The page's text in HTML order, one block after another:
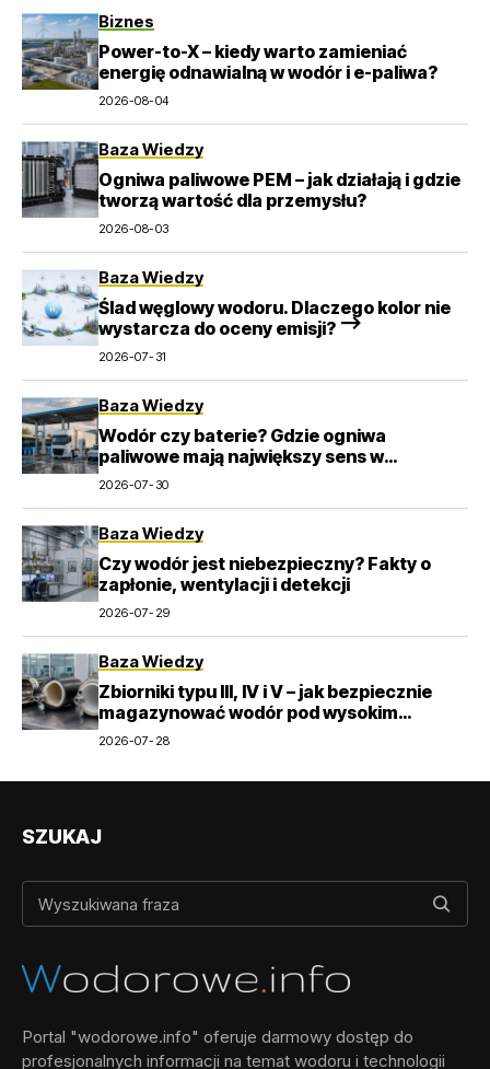
Biznes
Power-to-X – kiedy warto zamieniać
energię odnawialną w wodór i e-paliwa?
2026-08-04
Baza Wiedzy
Ogniwa paliwowe PEM – jak działają i gdzie
tworzą wartość dla przemysłu?
2026-08-03
Baza Wiedzy
Ślad węglowy wodoru. Dlaczego kolor nie
wystarcza do oceny emisji? –>
2026-07-31
Baza Wiedzy
Wodór czy baterie? Gdzie ogniwa
paliwowe mają największy sens w
transporcie
2026-07-30
Baza Wiedzy
Czy wodór jest niebezpieczny? Fakty o
zapłonie, wentylacji i detekcji
2026-07-29
Baza Wiedzy
Zbiorniki typu III, IV i V – jak bezpiecznie
magazynować wodór pod wysokim
ciśnieniem?
2026-07-28
SZUKAJ
Portal "wodorowe.info" oferuje darmowy dostęp do
profesjonalnych informacji na temat wodoru i technologii